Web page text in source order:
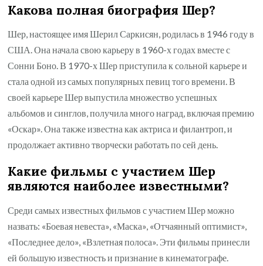
Какова полная биография Шер?
Шер, настоящее имя Шерил Саркисян, родилась в 1946 году в
США. Она начала свою карьеру в 1960-х годах вместе с
Сонни Боно. В 1970-х Шер приступила к сольной карьере и
стала одной из самых популярных певиц того времени. В
своей карьере Шер выпустила множество успешных
альбомов и синглов, получила много наград, включая премию
«Оскар». Она также известна как актриса и филантроп, и
продолжает активно творчески работать по сей день.
Какие фильмы с участием Шер
являются наиболее известными?
Среди самых известных фильмов с участием Шер можно
назвать: «Боевая невеста», «Маска», «Отчаянный оптимист»,
«Последнее дело», «Взлетная полоса». Эти фильмы принесли
ей большую известность и признание в кинематографе.